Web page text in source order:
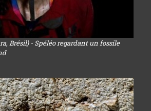
Brésil) - Spéléo regardant un fossile